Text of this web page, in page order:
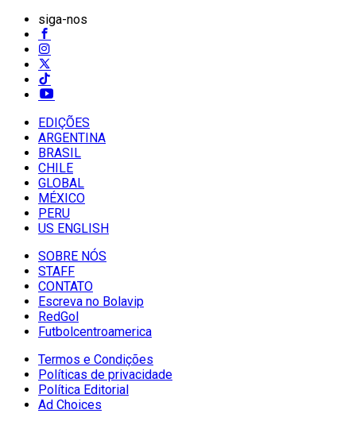
siga-nos
EDIÇÕES
ARGENTINA
BRASIL
CHILE
GLOBAL
MÉXICO
PERU
US ENGLISH
SOBRE NÓS
STAFF
CONTATO
Escreva no Bolavip
RedGol
Futbolcentroamerica
Termos e Condições
Políticas de privacidade
Política Editorial
Ad Choices